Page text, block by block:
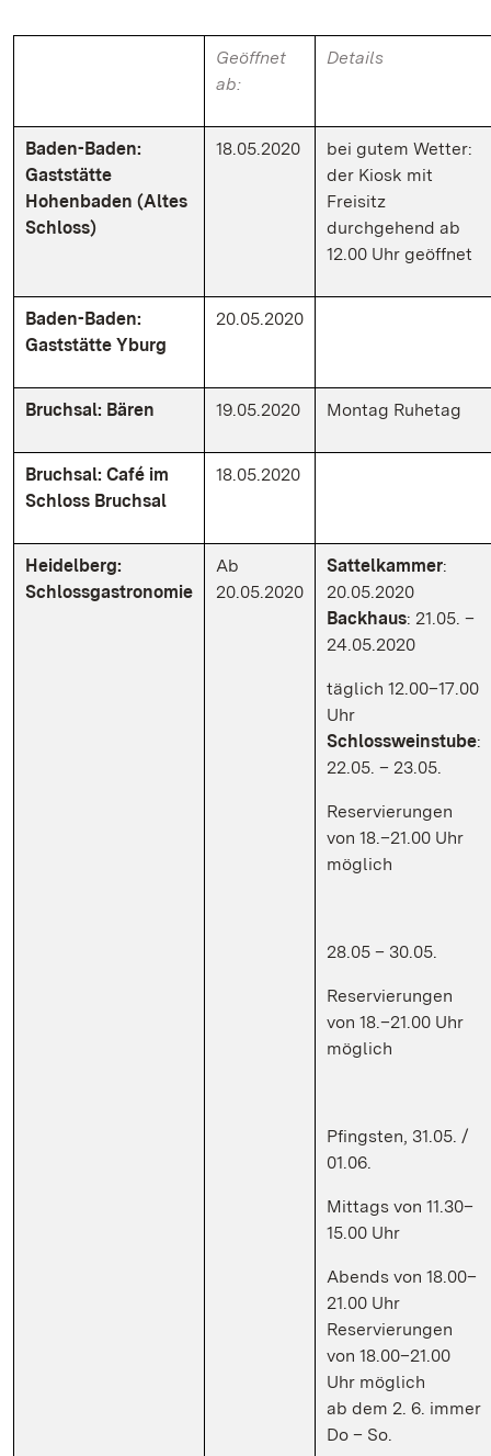
Geöffnet
ab:
Details
Baden-Baden:
Gaststätte
Hohenbaden (Altes
Schloss)
18.05.2020
bei gutem Wetter:
der Kiosk mit
Freisitz
durchgehend ab
12.00 Uhr geöffnet
Baden-Baden:
Gaststätte Yburg
20.05.2020
Bruchsal: Bären 19.05.2020 Montag Ruhetag
Bruchsal: Café im
Schloss Bruchsal
18.05.2020
Heidelberg:
Schlossgastronomie
Ab
20.05.2020
Sattelkammer:
20.05.2020
Backhaus: 21.05. –
24.05.2020
täglich 12.00–17.00
Uhr
Schlossweinstube:
22.05. – 23.05.
Reservierungen
von 18.–21.00 Uhr
möglich
28.05 – 30.05.
Reservierungen
von 18.–21.00 Uhr
möglich
Pfingsten, 31.05. /
01.06.
Mittags von 11.30–
15.00 Uhr
Abends von 18.00–
21.00 Uhr
Reservierungen
von 18.00–21.00
Uhr möglich
ab dem 2. 6. immer
Do – So.